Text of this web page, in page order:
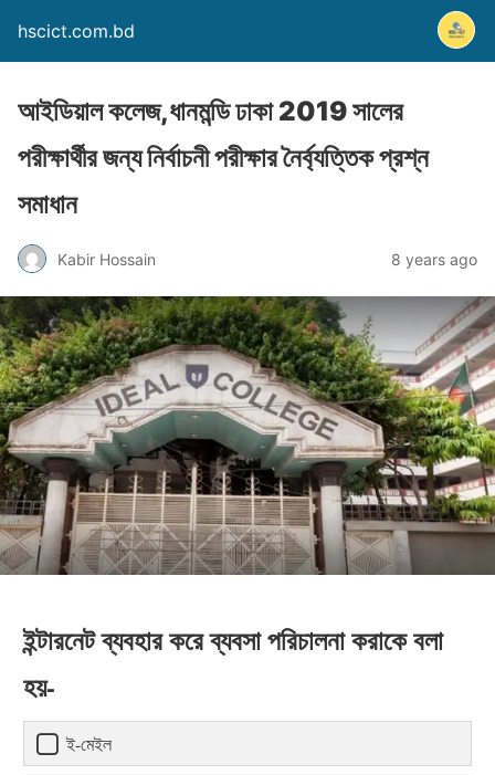
hscict.com.bd
আইডিয়াল কলেজ,ধানমন্ডি ঢাকা 2019 সালের
পরীক্ষার্থীর জন্য নির্বাচনী পরীক্ষার নৈর্ব্যত্তিক প্রশ্ন
সমাধান
Kabir Hossain 8 years ago
ইন্টারনেট ব্যবহার করে ব্যবসা পরিচালনা করাকে বলা
হয়-
ই-মেইল